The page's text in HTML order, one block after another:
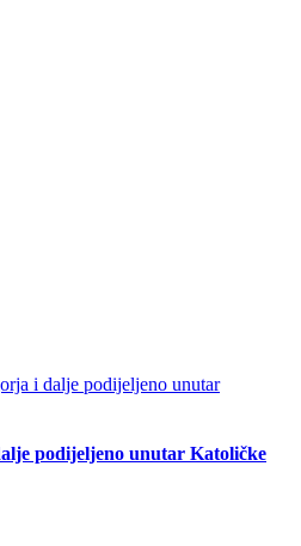
podijeljeno unutar Katoličke